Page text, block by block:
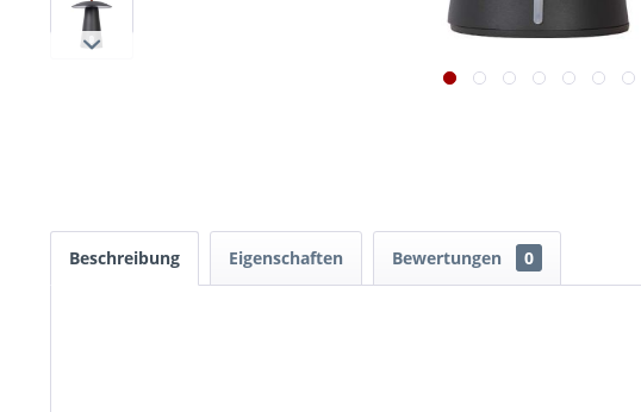
Beschreibung Eigenschaften Bewertungen 0